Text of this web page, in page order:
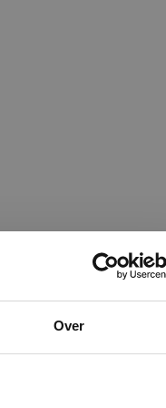
Over
×
van